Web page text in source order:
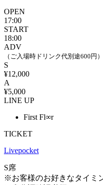
OPEN
17:00
START
18:00
ADV
（ご入場時ドリンク代別途600円）
S
¥12,000
A
¥5,000
LINE UP
First Fl∞r
TICKET
Livepocket
S席
※お客様のお好きなタイミ